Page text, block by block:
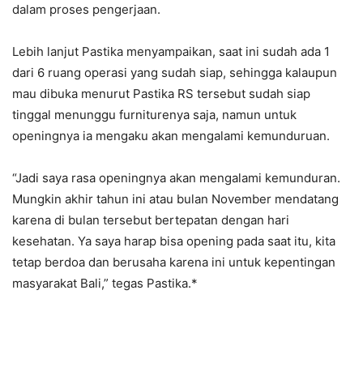
dalam proses pengerjaan.
Lebih lanjut Pastika menyampaikan, saat ini sudah ada 1
dari 6 ruang operasi yang sudah siap, sehingga kalaupun
mau dibuka menurut Pastika RS tersebut sudah siap
tinggal menunggu furniturenya saja, namun untuk
openingnya ia mengaku akan mengalami kemunduruan.
“Jadi saya rasa openingnya akan mengalami kemunduran.
Mungkin akhir tahun ini atau bulan November mendatang
karena di bulan tersebut bertepatan dengan hari
kesehatan. Ya saya harap bisa opening pada saat itu, kita
tetap berdoa dan berusaha karena ini untuk kepentingan
masyarakat Bali,” tegas Pastika.*